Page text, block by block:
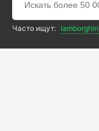
Часто ищут: lamborghini